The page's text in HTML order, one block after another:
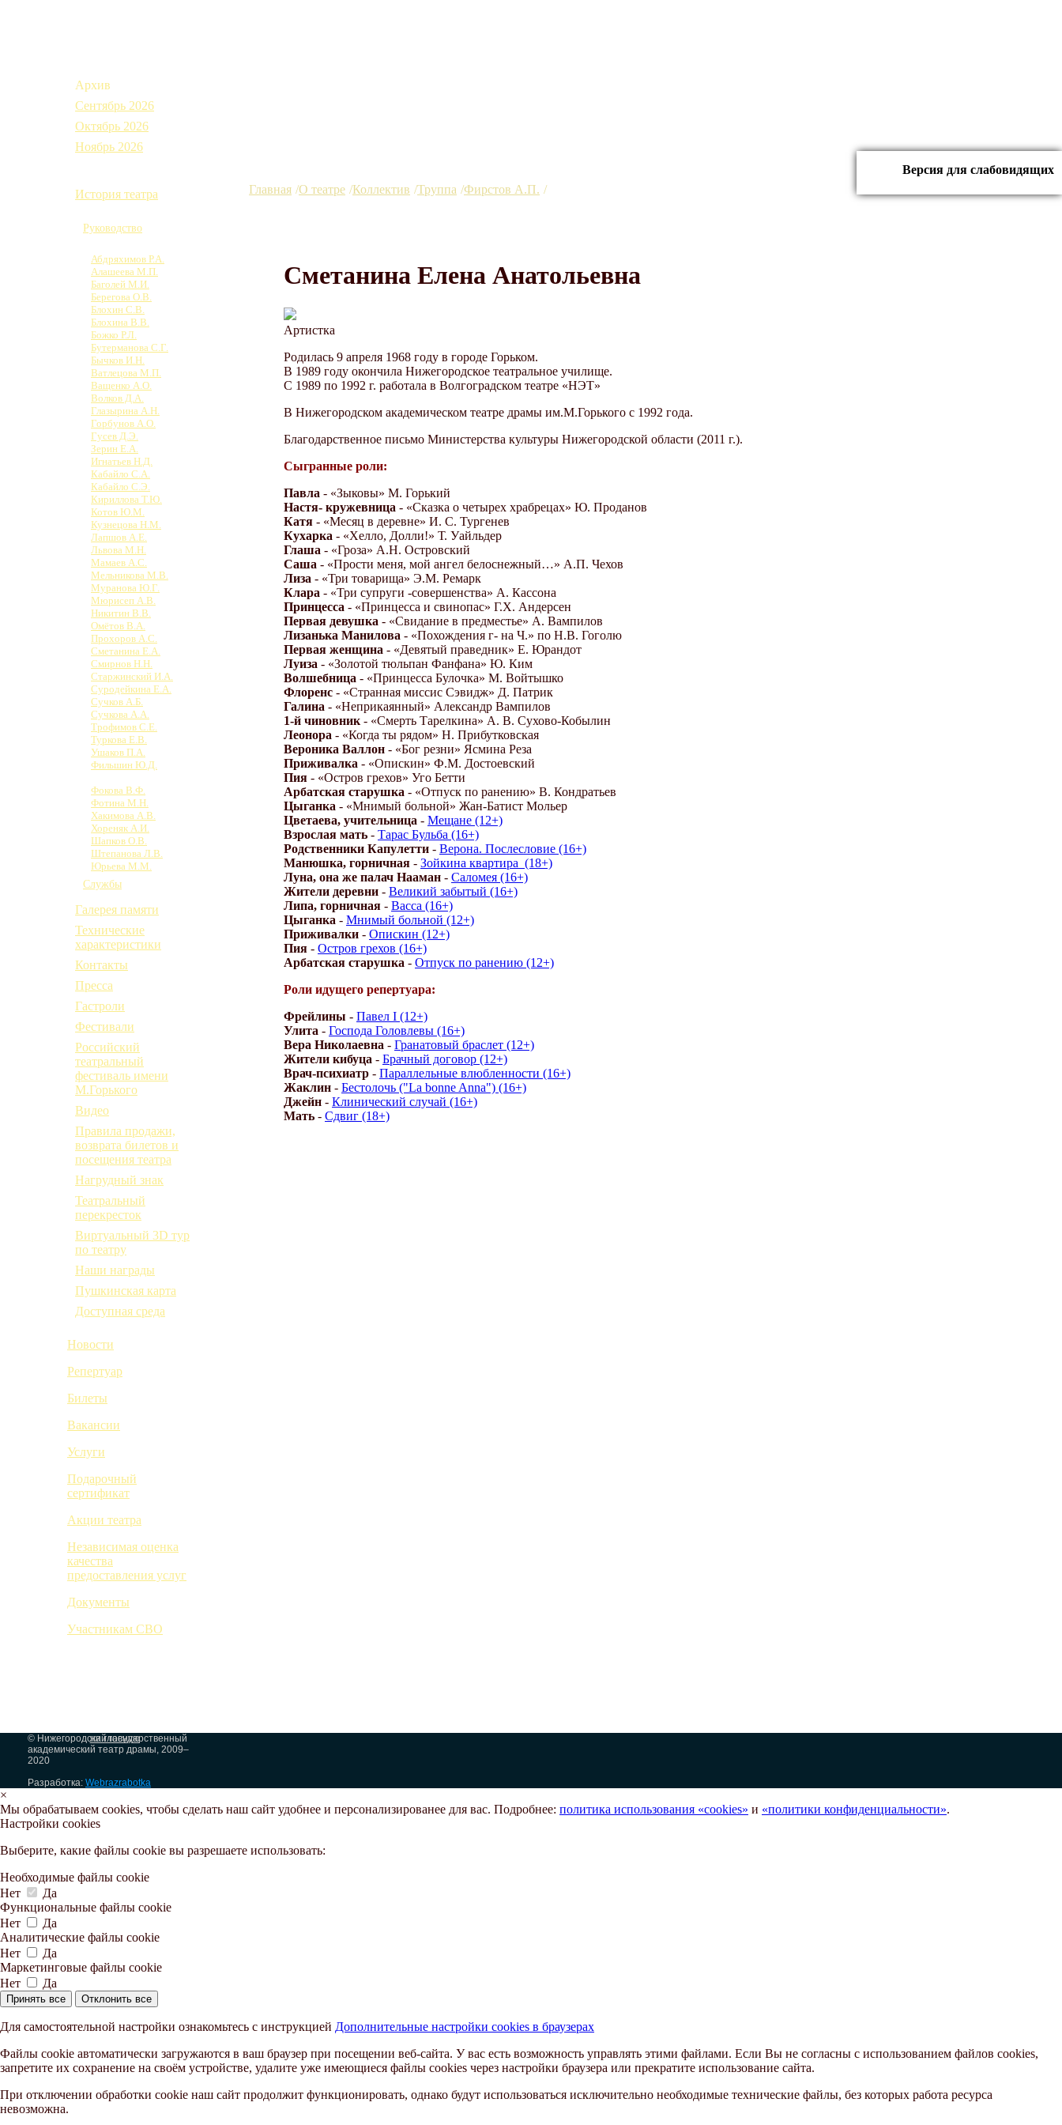
Архив
Сентябрь 2026
Октябрь 2026
Ноябрь 2026
История театра
Руководство
Абдряхимов Р.А.
Алашеева М.П.
Баголей М.И.
Берегова О.В.
Блохин С.В.
Блохина В.В.
Божко Р.Л.
Бутерманова С.Г.
Бычков И.Н.
Ватлецова М.П.
Ващенко А.О.
Волков Д.А.
Глазырина А.Н.
Горбунов А.О.
Гусев Д.Э.
Зерин Е.А.
Игнатьев Н.Д.
Кабайло С.А.
Кабайло С.Э.
Кириллова Т.Ю.
Котов Ю.М.
Кузнецова Н.М.
Лапшов А.Е.
Львова М.Н.
Мамаев А.С.
Мельникова М.В.
Муранова Ю.Г.
Мюрисеп А.В.
Никитин В.В.
Омётов В.А.
Прохоров А.С.
Сметанина Е.А.
Смирнов Н.Н.
Старжинский И.А.
Суродейкина Е.А.
Сучков А.Б.
Сучкова А.А.
Трофимов С.Е.
Туркова Е.В.
Ушаков П.А.
Фильшин Ю.Д.
Фокова В.Ф.
Фотина М.Н.
Хакимова А.В.
Хореняк А.И.
Шапков О.В.
Штепанова Л.В.
Юрьева М.М.
Службы
Галерея памяти
Технические
характеристики
Контакты
Пресса
Гастроли
Фестивали
Российский
театральный
фестиваль имени
М.Горького
Видео
Правила продажи,
возврата билетов и
посещения театра
Нагрудный знак
Театральный
перекресток
Виртуальный 3D тур
по театру
Наши награды
Пушкинская карта
Доступная среда
Новости
Репертуар
Билеты
Вакансии
Услуги
Подарочный
сертификат
Акции театра
Независимая оценка
качества
предоставления услуг
Документы
Участникам СВО
на главную
Главная О театре Коллектив Труппа Фирстов А.П. Сметанина Елена Анатольевна
Сметанина Елена Анатольевна
Артистка
Родилась 9 апреля 1968 году в городе Горьком.
В 1989 году окончила Нижегородское театральное училище.
С 1989 по 1992 г. работала в Волгоградском театре «НЭТ»
В Нижегородском академическом театре драмы им.М.Горького с 1992 года.
Благодарственное письмо Министерства культуры Нижегородской области (2011 г.).
Сыгранные роли:
Павла - «Зыковы» М. Горький
Настя- кружевница - «Сказка о четырех храбрецах» Ю. Проданов
Катя - «Месяц в деревне» И. С. Тургенев
Кухарка - «Хелло, Долли!» Т. Уайльдер
Глаша - «Гроза» А.Н. Островский
Саша - «Прости меня, мой ангел белоснежный…» А.П. Чехов
Лиза - «Три товарища» Э.М. Ремарк
Клара - «Три супруги -совершенства» А. Кассона
Принцесса - «Принцесса и свинопас» Г.Х. Андерсен
Первая девушка - «Свидание в предместье» А. Вампилов
Лизанька Манилова - «Похождения г- на Ч.» по Н.В. Гоголю
Первая женщина - «Девятый праведник» Е. Юрандот
Луиза - «Золотой тюльпан Фанфана» Ю. Ким
Волшебница - «Принцесса Булочка» М. Войтышко
Флоренс - «Странная миссис Сэвидж» Д. Патрик
Галина - «Неприкаянный» Александр Вампилов
1-й чиновник - «Смерть Тарелкина» А. В. Сухово-Кобылин
Леонора - «Когда ты рядом» Н. Прибутковская
Вероника Валлон - «Бог резни» Ясмина Реза
Приживалка - «Опискин» Ф.М. Достоевский
Пия - «Остров грехов» Уго Бетти
Арбатская старушка - «Отпуск по ранению» В. Кондратьев
Цыганка - «Мнимый больной» Жан-Батист Мольер
Цветаева, учительница - Мещане (12+)
Взрослая мать - Тарас Бульба (16+)
Родственники Капулетти - Верона. Послесловие (16+)
Манюшка, горничная - Зойкина квартира_(18+)
Луна, она же палач Нааман - Саломея (16+)
Жители деревни - Великий забытый (16+)
Липа, горничная - Васса (16+)
Цыганка - Мнимый больной (12+)
Приживалки - Опискин (12+)
Пия - Остров грехов (16+)
Арбатская старушка - Отпуск по ранению (12+)
Роли идущего репертуара:
Фрейлины - Павел I (12+)
Улита - Господа Головлевы (16+)
Вера Николаевна - Гранатовый браслет (12+)
Жители кибуца - Брачный договор (12+)
Врач-психиатр - Параллельные влюбленности (16+)
Жаклин - Бестолочь ("La bonne Anna") (16+)
Джейн - Клинический случай (16+)
Мать - Сдвиг (18+)
© Нижегородский государственный
академический театр драмы, 2009–
2020
Разработка: Webrazrabotka
Версия для слабовидящих
×
Мы обрабатываем cookies, чтобы сделать наш сайт удобнее и персонализированее для вас. Подробнее: политика использования «cookies» и «политики конфиденциальности».
Настройки cookies
Выберите, какие файлы cookie вы разрешаете использовать:
Необходимые файлы cookie
Нет
Да
Функциональные файлы cookie
Нет
Да
Аналитические файлы cookie
Нет
Да
Маркетинговые файлы cookie
Нет
Да
Принять все Отклонить все
Для самостоятельной настройки ознакомьтесь с инструкцией Дополнительные настройки cookies в браузерах
Файлы cookie автоматически загружаются в ваш браузер при посещении веб-сайта. У вас есть возможность управлять этими файлами. Если Вы не согласны с использованием файлов cookies,
запретите их сохранение на своём устройстве, удалите уже имеющиеся файлы cookies через настройки браузера или прекратите использование сайта.
При отключении обработки cookie наш сайт продолжит функционировать, однако будут использоваться исключительно необходимые технические файлы, без которых работа ресурса
невозможна.